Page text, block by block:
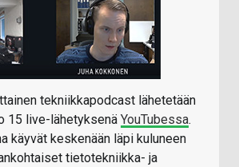
tekniikkapodcast lähetetään
15 live-lähetyksenä YouTubessa.
käyvät keskenään läpi kuluneen
tietotekniikka- ja